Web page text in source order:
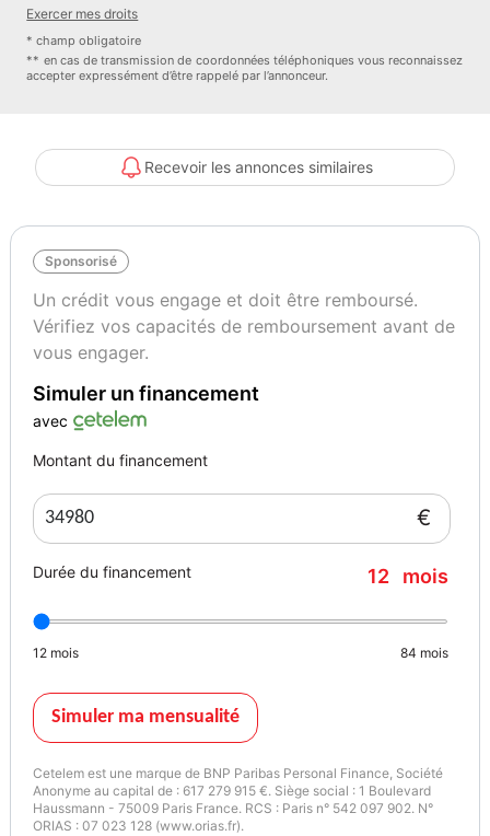
Ordinateur de voyage avec écran couleur TFT 7 "
Frein à main électronique avec fonction Auto Hold
Accoudoir
Éclairage ambiant sur la porte et le tableau de bord autour du
volant
Rétroviseur intérieur à atténuation automatique
Rétroviseurs extérieurs électriques rabattables et chauffants
Freinage d'urgence intelligent avec reconnaissance des piétons et
des cyclistes Allumage automatique des quatre freins directionnels
en cas de freinage brusque Airbags avant et latéraux Airbags ride
ABS + EBD + ESP + Active Trace Control -
Assistance au démarrage e
NOIR PERLE MÉTAL
Exercer mes droits
* champ obligatoire
** en cas de transmission de coordonnées téléphoniques vous reconnaissez
accepter expressément d’être rappelé par l’annonceur.
Recevoir les annonces similaires
Sponsorisé
Un crédit vous engage et doit être remboursé.
Vérifiez vos capacités de remboursement avant de
vous engager.
Simuler un financement
avec
Montant du financement
€
Durée du financement 12 mois
12 mois 84 mois
Simuler ma mensualité
Cetelem est une marque de BNP Paribas Personal Finance, Société
Anonyme au capital de : 617 279 915 €. Siège social : 1 Boulevard
Haussmann - 75009 Paris France. RCS : Paris n° 542 097 902. N°
ORIAS : 07 023 128 (www.orias.fr).